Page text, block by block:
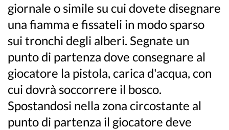
giornale o simile su cui dovete disegnare
una fiamma e fissateli in modo sparso
sui tronchi degli alberi. Segnate un
punto di partenza dove consegnare al
giocatore la pistola, carica d'acqua, con
cui dovrà soccorrere il bosco.
Spostandosi nella zona circostante al
punto di partenza il giocatore deve